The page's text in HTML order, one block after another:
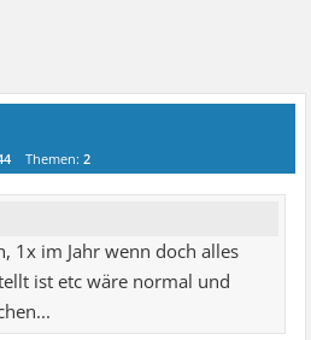
Themen:2
1x im Jahr wenn doch alles
ist etc wäre normal und